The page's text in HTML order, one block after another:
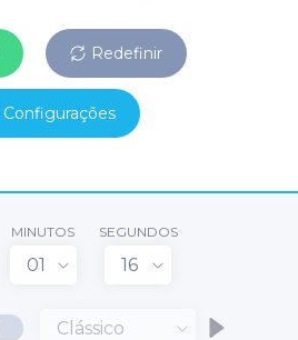
Redefinir
Configurações
MINUTOS
01
SEGUNDOS
16
Clássico